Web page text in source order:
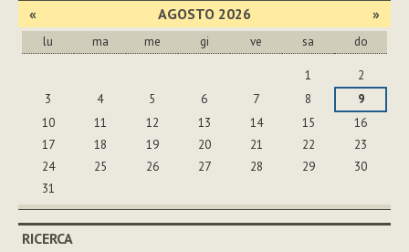
« AGOSTO 2026 »
lu ma me gi ve sa do
1
2
3
4 5 6 7 8
9
10
11 12 13 14 15
16
17
18 19 20 21 22
23
24
25 26 27 28 29
30
31
RICERCA